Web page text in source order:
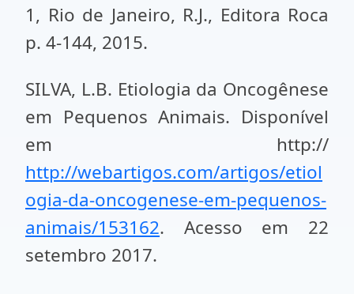
1, Rio de Janeiro, R.J., Editora Roca
p. 4-144, 2015.
SILVA, L.B. Etiologia da Oncogênese
em Pequenos Animais. Disponível
em http://
http://webartigos.com/artigos/etiol
ogia-da-oncogenese-em-pequenos-
animais/153162. Acesso em 22
setembro 2017.